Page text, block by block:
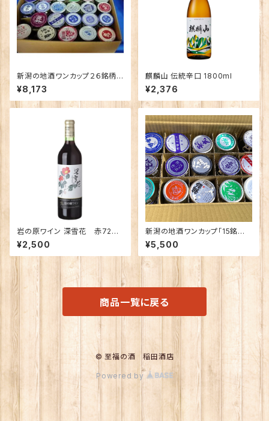
新潟の地酒ワンカップ２６銘柄
飲み比べ
¥8,173
麒麟山 伝統辛口 1800ml
¥2,376
岩の原ワイン 深雪花 赤720
ｍｌ
¥2,500
新潟の地酒ワンカップ「15銘柄」
飲み比べ
¥5,500
商品一覧に戻る
© 至福の酒 稲田酒店
Powered by